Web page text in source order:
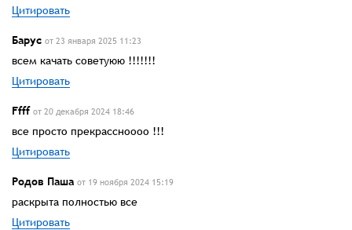
Цитировать
Барус от 23 января 2025 11:23
всем качать советуюю !!!!!!!
Цитировать
Ffff от 20 декабря 2024 18:46
все просто прекрассноооо !!!
Цитировать
Родов Паша от 19 ноября 2024 15:19
раскрыта полностью все
Цитировать